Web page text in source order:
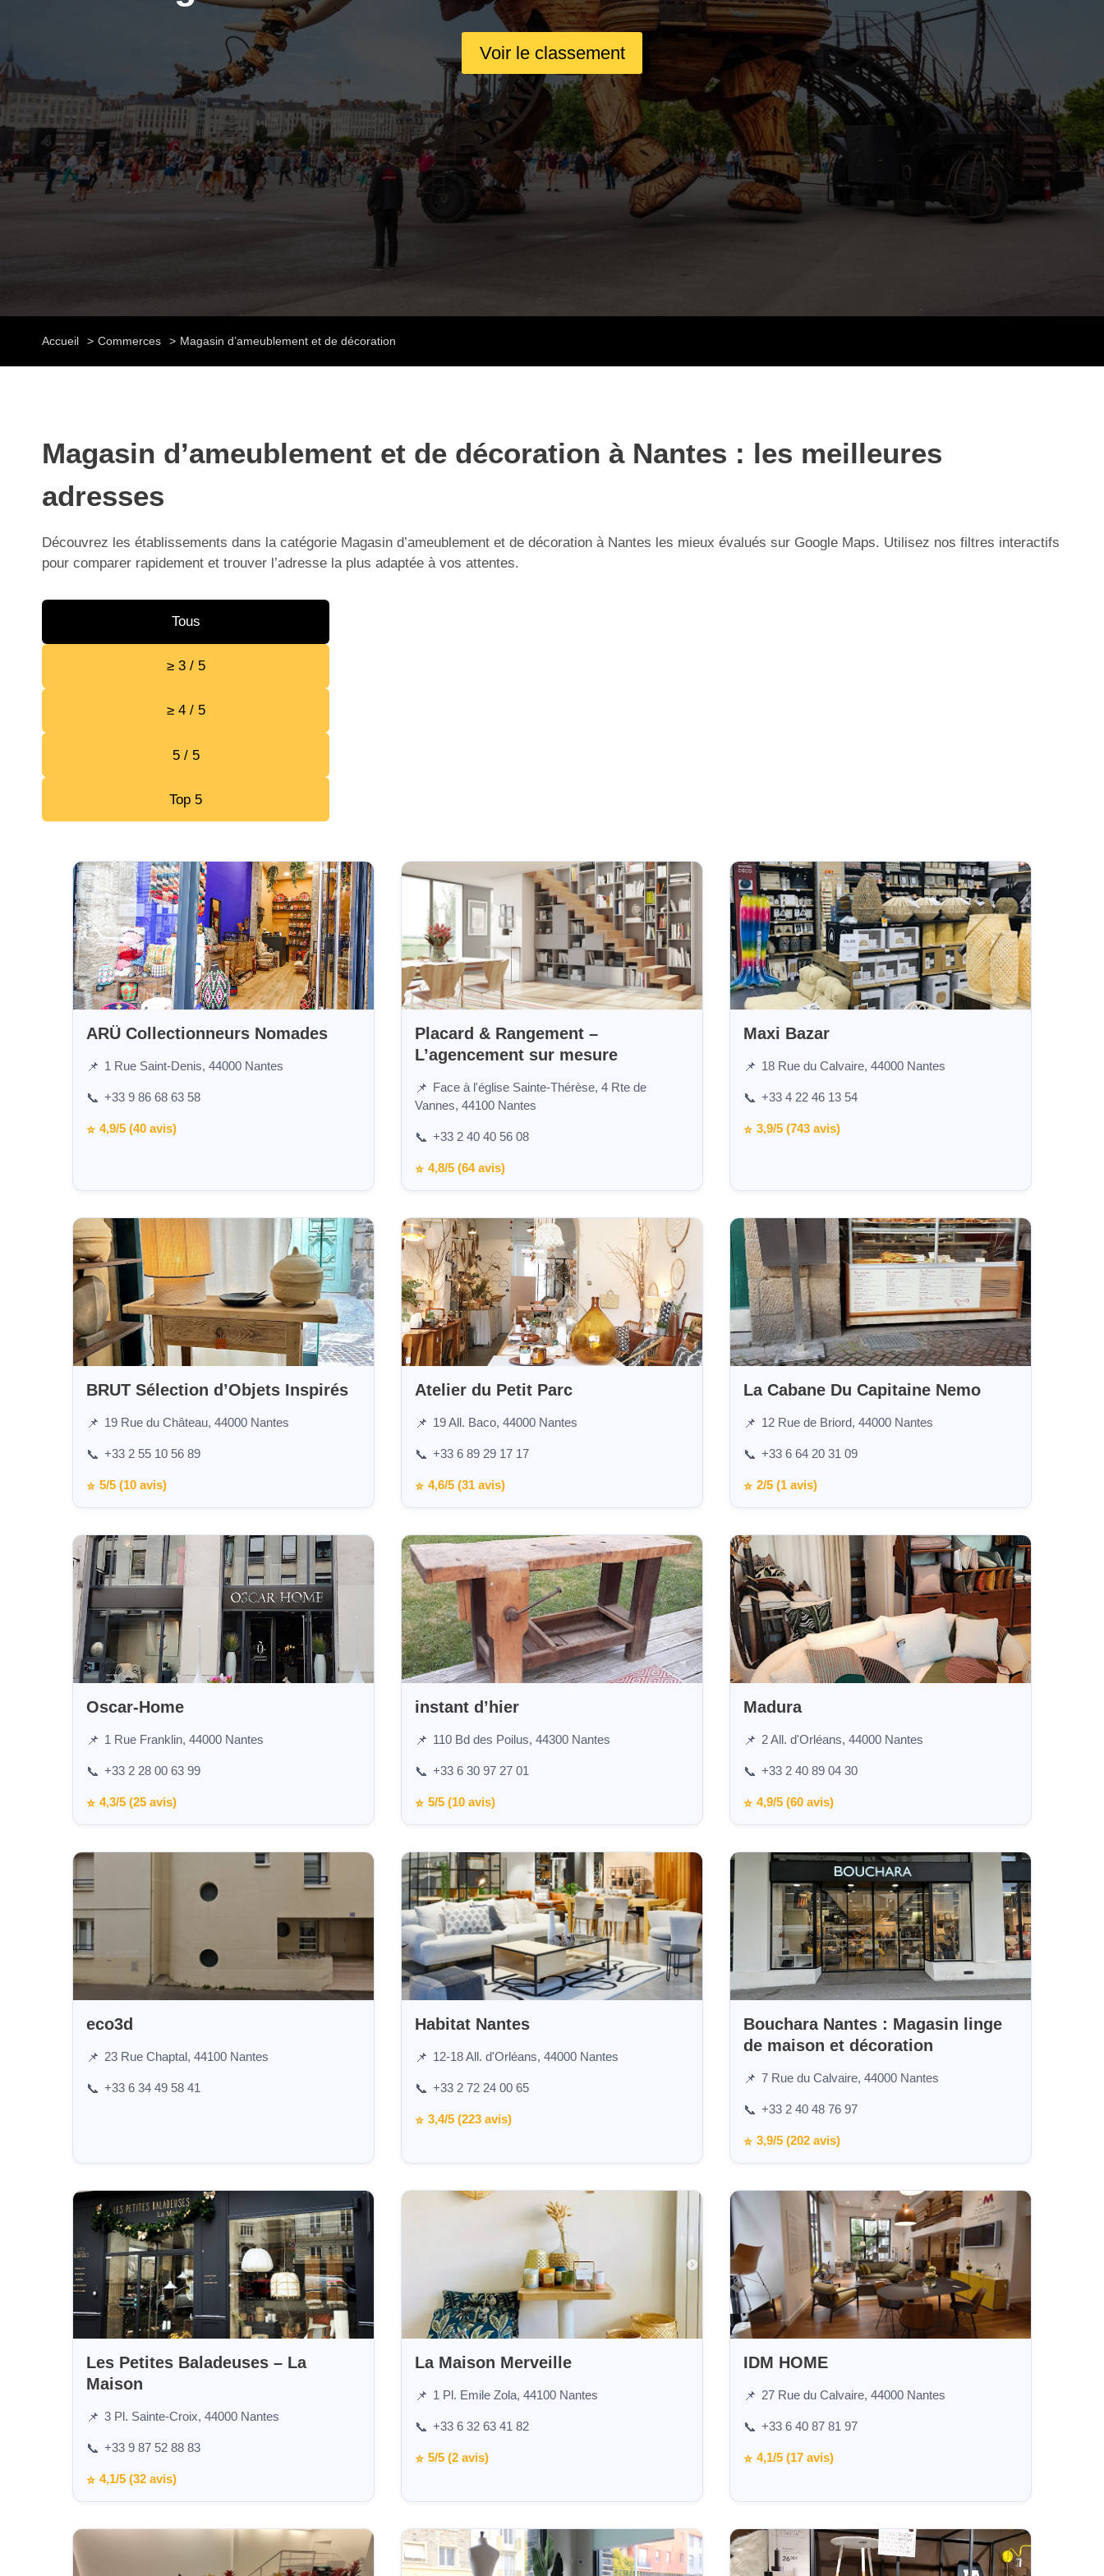
Voir le classement
Accueil Commerces Magasin d’ameublement et de décoration
Magasin d’ameublement et de décoration à Nantes : les meilleures
adresses
Découvrez les établissements dans la catégorie Magasin d’ameublement et de décoration à Nantes les mieux évalués sur Google Maps. Utilisez nos filtres interactifs
pour comparer rapidement et trouver l’adresse la plus adaptée à vos attentes.
Tous
≥ 3 / 5
≥ 4 / 5
5 / 5
Top 5
ARÜ Collectionneurs Nomades
📌 1 Rue Saint-Denis, 44000 Nantes
📞 +33 9 86 68 63 58
⭐ 4,9/5 (40 avis)
Placard & Rangement –
L’agencement sur mesure
📌 Face à l'église Sainte-Thérèse, 4 Rte de
Vannes, 44100 Nantes
📞 +33 2 40 40 56 08
⭐ 4,8/5 (64 avis)
Maxi Bazar
📌 18 Rue du Calvaire, 44000 Nantes
📞 +33 4 22 46 13 54
⭐ 3,9/5 (743 avis)
BRUT Sélection d’Objets Inspirés
📌 19 Rue du Château, 44000 Nantes
📞 +33 2 55 10 56 89
⭐ 5/5 (10 avis)
Atelier du Petit Parc
📌 19 All. Baco, 44000 Nantes
📞 +33 6 89 29 17 17
⭐ 4,6/5 (31 avis)
La Cabane Du Capitaine Nemo
📌 12 Rue de Briord, 44000 Nantes
📞 +33 6 64 20 31 09
⭐ 2/5 (1 avis)
Oscar-Home
📌 1 Rue Franklin, 44000 Nantes
📞 +33 2 28 00 63 99
⭐ 4,3/5 (25 avis)
instant d’hier
📌 110 Bd des Poilus, 44300 Nantes
📞 +33 6 30 97 27 01
⭐ 5/5 (10 avis)
Madura
📌 2 All. d'Orléans, 44000 Nantes
📞 +33 2 40 89 04 30
⭐ 4,9/5 (60 avis)
eco3d
📌 23 Rue Chaptal, 44100 Nantes
📞 +33 6 34 49 58 41
Habitat Nantes
📌 12-18 All. d'Orléans, 44000 Nantes
📞 +33 2 72 24 00 65
⭐ 3,4/5 (223 avis)
Bouchara Nantes : Magasin linge
de maison et décoration
📌 7 Rue du Calvaire, 44000 Nantes
📞 +33 2 40 48 76 97
⭐ 3,9/5 (202 avis)
Les Petites Baladeuses – La
Maison
📌 3 Pl. Sainte-Croix, 44000 Nantes
📞 +33 9 87 52 88 83
⭐ 4,1/5 (32 avis)
La Maison Merveille
📌 1 Pl. Emile Zola, 44100 Nantes
📞 +33 6 32 63 41 82
⭐ 5/5 (2 avis)
IDM HOME
📌 27 Rue du Calvaire, 44000 Nantes
📞 +33 6 40 87 81 97
⭐ 4,1/5 (17 avis)